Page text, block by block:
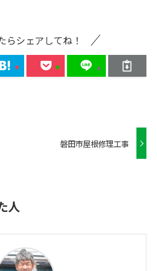
らシェアしてね！
磐田市屋根修理工事
人